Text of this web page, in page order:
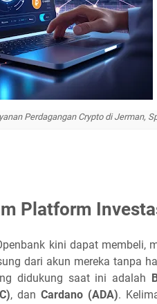
Perdagangan Crypto di Jerman,
Platform
kini dapat membeli,
dari akun mereka tanpa
didukung saat ini adalah
, danCardano (ADA).